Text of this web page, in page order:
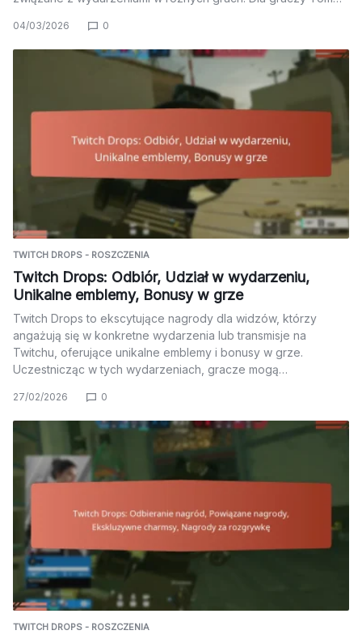
04/03/2026 0
TWITCH DROPS - ROSZCZENIA
Twitch Drops: Odbiór, Udział w wydarzeniu,
Unikalne emblemy, Bonusy w grze
Twitch Drops to ekscytujące nagrody dla widzów, którzy
angażują się w konkretne wydarzenia lub transmisje na
Twitchu, oferujące unikalne emblemy i bonusy w grze.
Uczestnicząc w tych wydarzeniach, gracze mogą…
27/02/2026 0
TWITCH DROPS - ROSZCZENIA